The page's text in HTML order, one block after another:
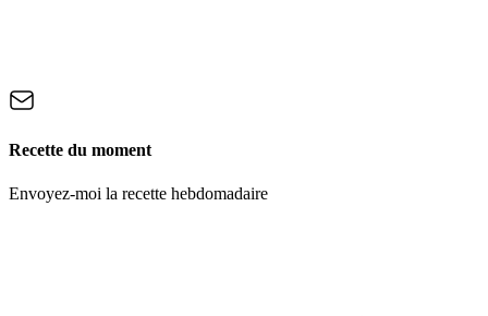
Recette du moment
Envoyez-moi la recette hebdomadaire